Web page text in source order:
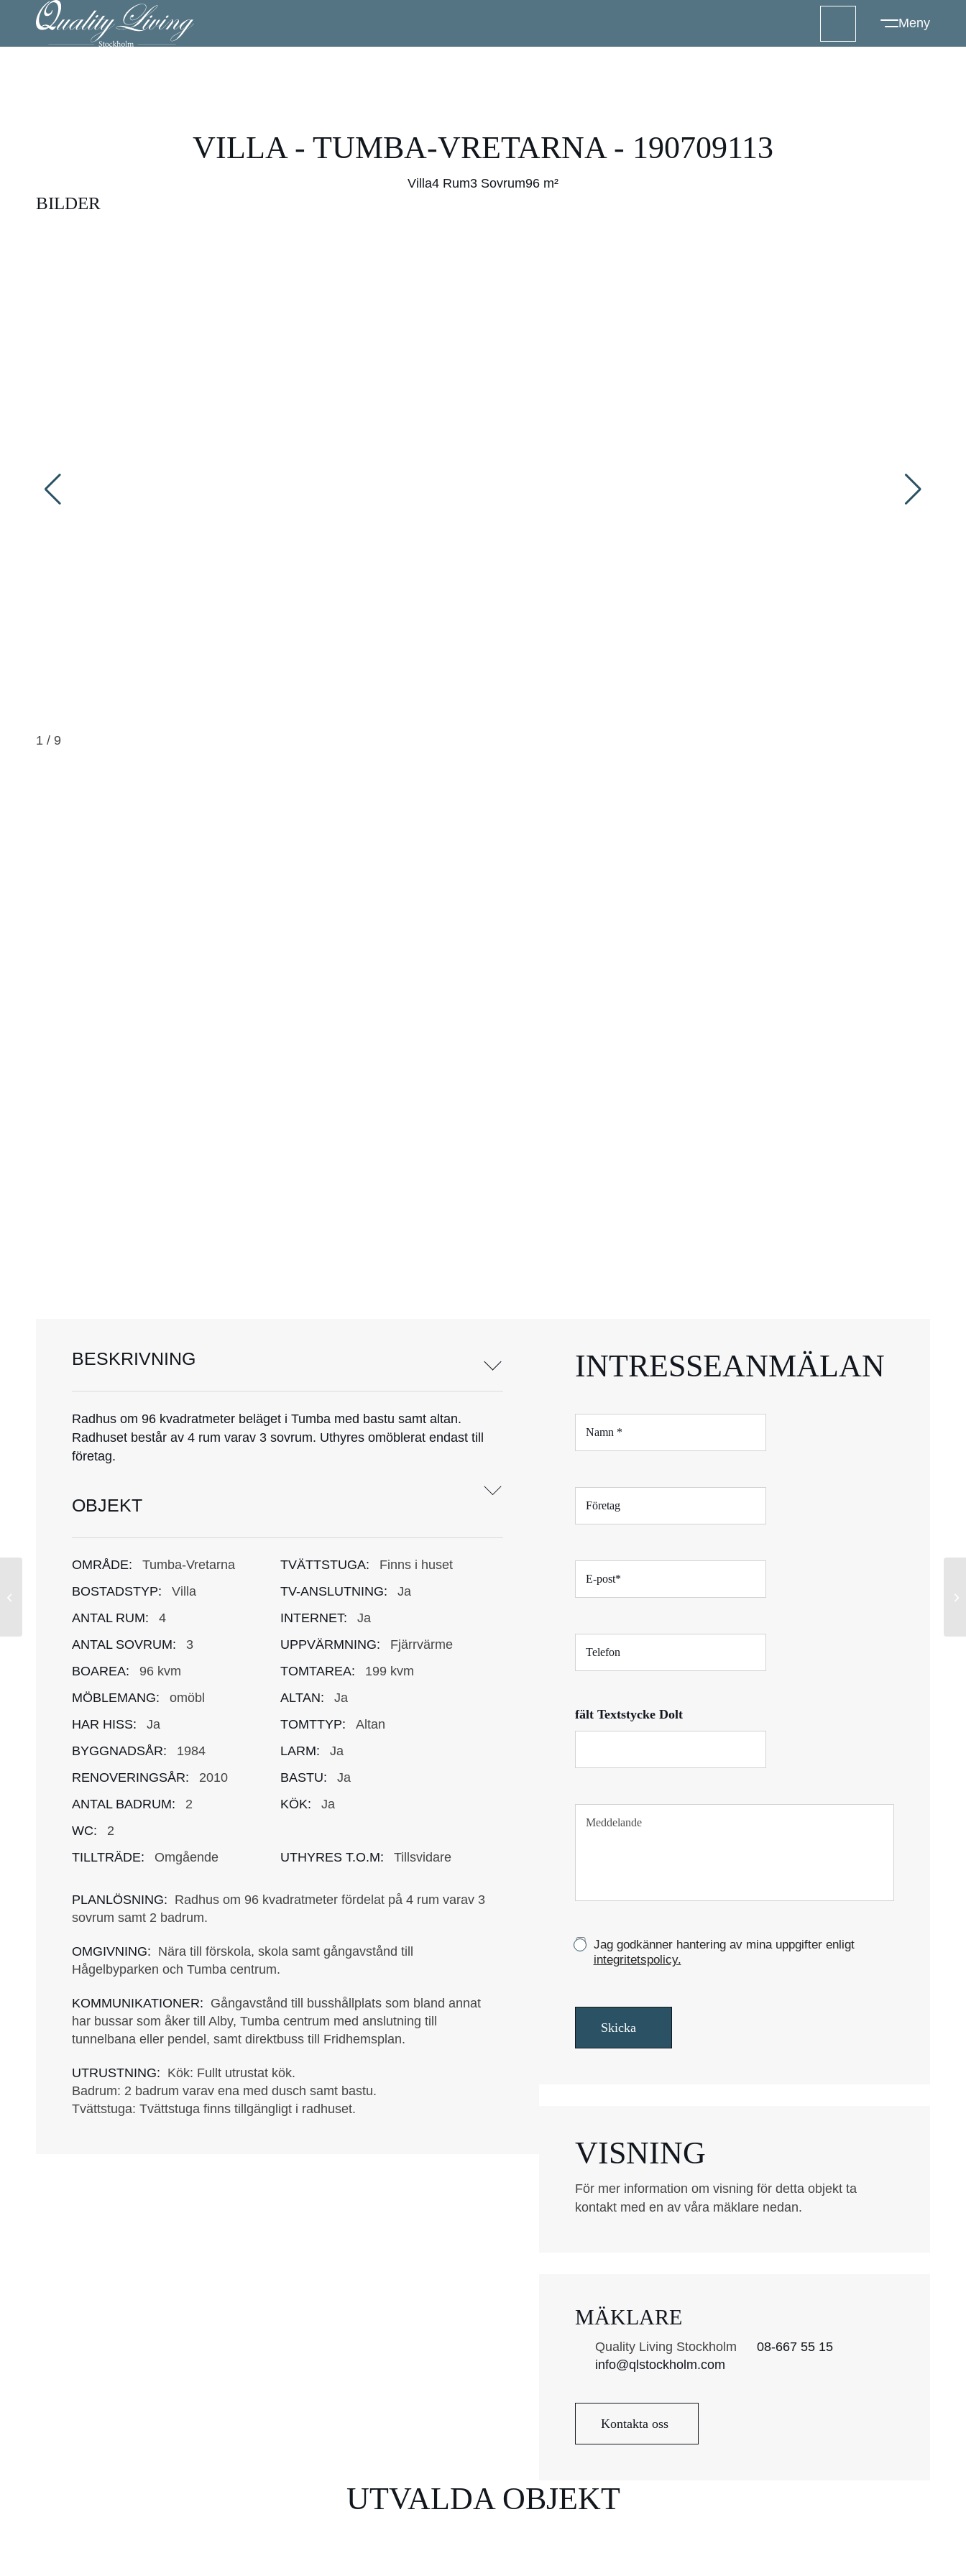
VILLA - TUMBA-VRETARNA - 190709113
Villa4 Rum3 Sovrum96 m²
BILDER
1 / 9
BESKRIVNING
Radhus om 96 kvadratmeter beläget i Tumba med bastu samt altan.
Radhuset består av 4 rum varav 3 sovrum. Uthyres omöblerat endast till
företag.
OBJEKT
OMRÅDE:
Tumba-Vretarna
BOSTADSTYP:
Villa
ANTAL RUM:
4
ANTAL SOVRUM:
3
BOAREA:
96 kvm
MÖBLEMANG:
omöbl
HAR HISS:
Ja
BYGGNADSÅR:
1984
RENOVERINGSÅR:
2010
ANTAL BADRUM:
2
WC:
2
TVÄTTSTUGA:
Finns i huset
TV-ANSLUTNING:
Ja
INTERNET:
Ja
UPPVÄRMNING:
Fjärrvärme
TOMTAREA:
199 kvm
ALTAN:
Ja
TOMTTYP:
Altan
LARM:
Ja
BASTU:
Ja
KÖK:
Ja
TILLTRÄDE: Omgående UTHYRES T.O.M: Tillsvidare
PLANLÖSNING: Radhus om 96 kvadratmeter fördelat på 4 rum varav 3
sovrum samt 2 badrum.
OMGIVNING: Nära till förskola, skola samt gångavstånd till
Hågelbyparken och Tumba centrum.
KOMMUNIKATIONER: Gångavstånd till busshållplats som bland annat
har bussar som åker till Alby, Tumba centrum med anslutning till
tunnelbana eller pendel, samt direktbuss till Fridhemsplan.
UTRUSTNING: Kök: Fullt utrustat kök.
Badrum: 2 badrum varav ena med dusch samt bastu.
Tvättstuga: Tvättstuga finns tillgängligt i radhuset.
INTRESSEANMÄLAN
m
r
p
l
o
n
fält Textstycke Dolt
y
e
K
s
t
Jag godkänner hantering av mina uppgifter enligt
integritetspolicy.
Skicka
VISNING
För mer information om visning för detta objekt ta
kontakt med en av våra mäklare nedan.
MÄKLARE
Quality Living Stockholm
08-667 55 15
info@qlstockholm.com
Kontakta oss
UTVALDA OBJEKT